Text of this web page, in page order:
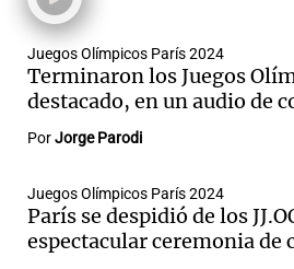
Juegos Olímpicos París 2024
Terminaron los Juegos
destacado, en un audio de
PorJorge Parodi
Juegos Olímpicos París 2024
París se despidió de los
espectacular ceremonia de